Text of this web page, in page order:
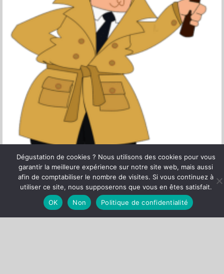
Dégustation de cookies ? Nous utilisons des cookies pour vous
garantir la meilleure expérience sur notre site web, mais aussi
afin de comptabiliser le nombre de visites. Si vous continuez à
utiliser ce site, nous supposerons que vous en êtes satisfait.
OK
Non Politique de confidentialité